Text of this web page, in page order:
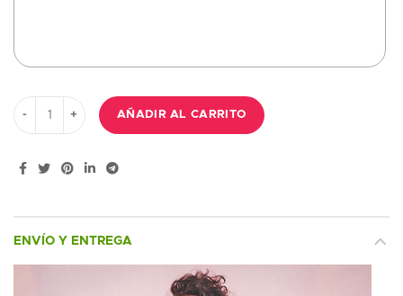
Ramo con 12 Rosas rojas y verdes cantidad
AÑADIR AL CARRITO
ENVÍO Y ENTREGA